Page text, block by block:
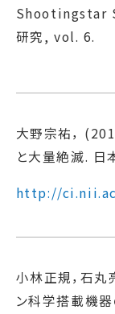
Shootingstar
研究, vol. 6.
大野宗祐，
と大量絶滅.
http://
小林正規，石
ン科学搭載機